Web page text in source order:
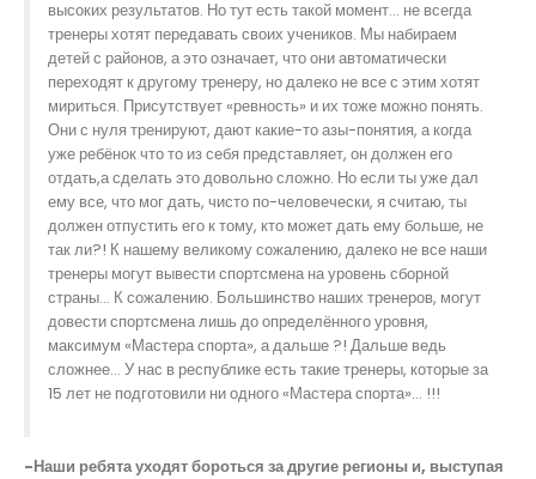
высоких результатов. Но тут есть такой момент… не всегда
тренеры хотят передавать своих учеников. Мы набираем
детей с районов, а это означает, что они автоматически
переходят к другому тренеру, но далеко не все с этим хотят
мириться. Присутствует «ревность» и их тоже можно понять.
Они с нуля тренируют, дают какие-то азы-понятия, а когда
уже ребёнок что то из себя представляет, он должен его
отдать,а сделать это довольно сложно. Но если ты уже дал
ему все, что мог дать, чисто по-человечески, я считаю, ты
должен отпустить его к тому, кто может дать ему больше, не
так ли?! К нашему великому сожалению, далеко не все наши
тренеры могут вывести спортсмена на уровень сборной
страны… К сожалению. Большинство наших тренеров, могут
довести спортсмена лишь до определённого уровня,
максимум «Мастера спорта», а дальше ?! Дальше ведь
сложнее… У нас в республике есть такие тренеры, которые за
15 лет не подготовили ни одного «Мастера спорта»… !!!
-Наши ребята уходят бороться за другие регионы и, выступая